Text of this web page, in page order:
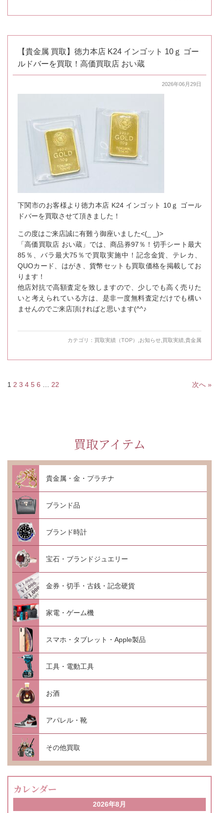
【貴金属 買取】徳力本店 K24 インゴット 10ｇ ゴー
ルドバーを買取！高価買取店 おい蔵
2026年06月29日
下関市のお客様より徳力本店 K24 インゴット 10ｇ ゴール
ドバーを買取させて頂きました！
この度はご来店誠に有難う御座いました<(_ _)>
「高価買取店 おい蔵」では、商品券97％！切手シート最大
85％、バラ最大75％で買取実施中！記念金貨、テレカ、
QUOカード、はがき、貨幣セットも買取価格を掲載してお
ります！
他店対抗で高額査定を致しますので、少しでも高く売りた
いと考えられている方は、是非一度無料査定だけでも構い
ませんのでご来店頂ければと思います(^^♪
カテゴリ： 買取実績（TOP） お知らせ 買取実績 貴金属
1 2 3 4 5 6 … 22 次へ »
買取アイテム
貴金属・金・プラチナ
ブランド品
ブランド時計
宝石・ブランドジュエリー
金券・切手・古銭・記念硬貨
家電・ゲーム機
スマホ・タブレット・Apple製品
工具・電動工具
お酒
アパレル・靴
その他買取
カレンダー
2026年8月